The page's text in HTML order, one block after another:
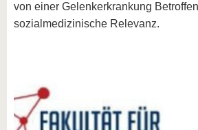
von einer Gelenkerkrankung
sozialmedizinische Relevanz.